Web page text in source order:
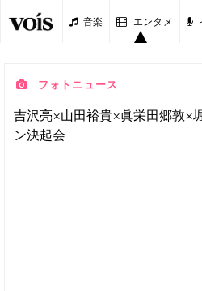
音楽 エンタメ
フォトニュース
吉沢亮×山田裕貴×眞栄田郷敦×
ン決起会